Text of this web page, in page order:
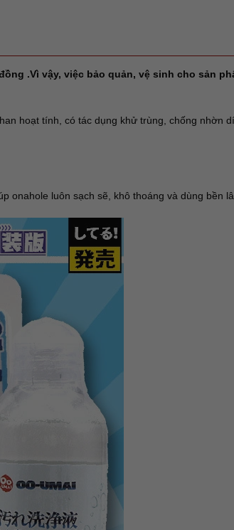
.Vì vậy, việc bảo quản, vệ sinh cho sản
hoạt tính, có tác dụng khử trùng, chống nhờn
onahole luôn sạch sẽ, khô thoáng và dùng bền